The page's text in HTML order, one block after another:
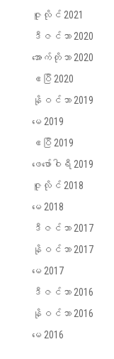
ဇူလိုင် 2021
ဒီဇင်ဘာ 2020
အောက်တိုဘာ 2020
ဧပြီ 2020
နိုဝင်ဘာ 2019
မေ 2019
ဧပြီ 2019
ဖေ‌ဖော်ဝါရီ 2019
ဇူလိုင် 2018
မေ 2018
ဒီဇင်ဘာ 2017
နိုဝင်ဘာ 2017
မေ 2017
ဒီဇင်ဘာ 2016
နိုဝင်ဘာ 2016
မေ 2016